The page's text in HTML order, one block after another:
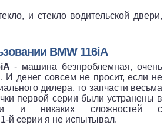
и стекло водительской двери,
BMW 116iA
- машина безпроблемная, очень
И денег совсем не просит, если не
дилера, то запчасти весьма
первой серии были устранены в
и никаких сложностей с
й серии я не испытывал.